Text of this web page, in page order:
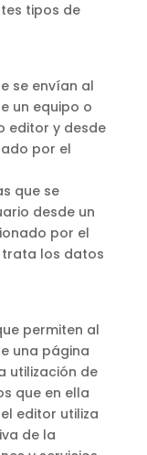
tipos de
se envían al
un equipo o
editor y desde
por el
que se
desde un
por el
los datos
permiten al
una página
utilización de
que en ella
editor utiliza
de la